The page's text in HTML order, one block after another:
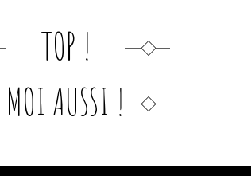
TOP !
MOI AUSSI !